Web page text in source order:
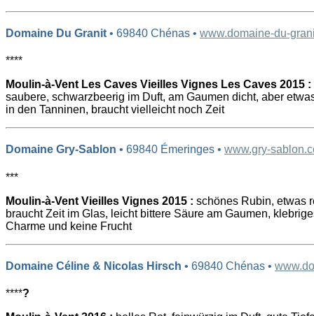
Domaine Du Granit • 69840 Chénas • www.domaine-du-
****
Moulin-à-Vent Les Caves Vieilles Vignes Les Caves 2015 :
saubere, schwarzbeerig im Duft, am Gaumen dicht, aber
in den Tanninen, braucht vielleicht noch Zeit
Domaine Gry-Sablon • 69840 Émeringes • www.gry-
***
Moulin-à-Vent Vieilles Vignes 2015 : schönes Rubin, etwas
braucht Zeit im Glas, leicht bittere Säure am Gaumen,
Charme und keine Frucht
Domaine Céline & Nicolas Hirsch • 69840 Chénas •
****?